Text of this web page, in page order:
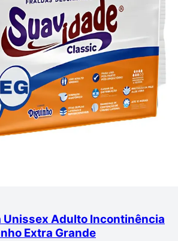
Unissex Adulto Incontinência
Extra Grande